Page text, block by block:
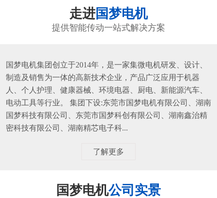
走进国梦电机
提供智能传动一站式解决方案
国梦电机集团创立于2014年，是一家集微电机研发、设计、
制造及销售为一体的高新技术企业，产品广泛应用于机器
人、个人护理、健康器械、环境电器、厨电、新能源汽车、
电动工具等行业。 集团下设:东莞市国梦电机有限公司、湖南
国梦科技有限公司、东莞市国梦科创有限公司、湖南鑫治精
密科技有限公司、湖南精芯电子科...
了解更多
国梦电机公司实景